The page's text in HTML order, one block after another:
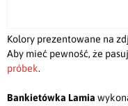
Kolory prezentowane na
Aby mieć pewność, że
próbek.
Bankietówka Lamia